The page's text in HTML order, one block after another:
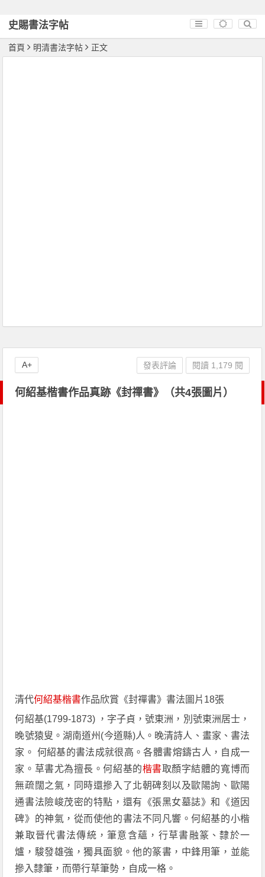
史賜書法字帖
首頁 明清書法字帖 正文
何紹基楷書作品真跡《封禪書》（共4張圖片）
清代何紹基楷書作品欣賞《封禪書》書法圖片18張
何紹基(1799-1873) ，字子貞，號東洲，別號東洲居士，
晚號猿叟。湖南道州(今道縣)人。晚清詩人、畫家、書法
家。 何紹基的書法成就很高。各體書熔鑄古人，自成一
家。草書尤為擅長。何紹基的楷書取顏字結體的寬博而
無疏闊之氣，同時還摻入了北朝碑刻以及歐陽詢、歐陽
通書法險峻茂密的特點，還有《張黑女墓誌》和《道因
碑》的神氣，從而使他的書法不同凡響。何紹基的小楷
兼取晉代書法傳統，筆意含蘊，行草書融篆、隸於一
爐，駿發雄強，獨具面貌。他的篆書，中鋒用筆，並能
摻入隸筆，而帶行草筆勢，自成一格。
發表評論 閱讀 1,179 閱
A+